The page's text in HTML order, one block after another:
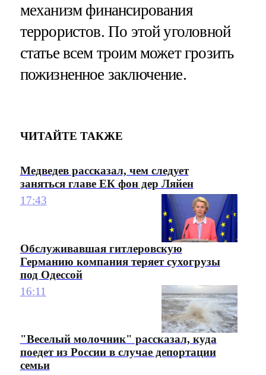
механизм финансирования
террористов. По этой уголовной
статье всем троим может грозить
пожизненное заключение.
ЧИТАЙТЕ ТАКЖЕ
Медведев рассказал, чем следует
заняться главе ЕК фон дер Ляйен
17:43
Обслуживавшая гитлеровскую
Германию компания теряет сухогрузы
под Одессой
16:11
"Веселый молочник" рассказал, куда
поедет из России в случае депортации
семьи